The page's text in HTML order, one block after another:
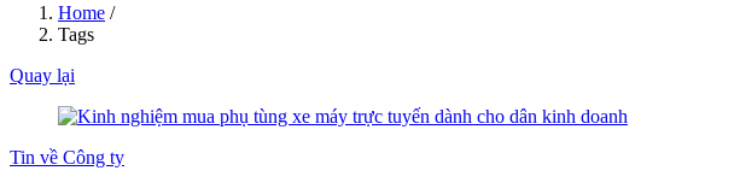
Home /
Tags
Quay lại
Tin về Công ty